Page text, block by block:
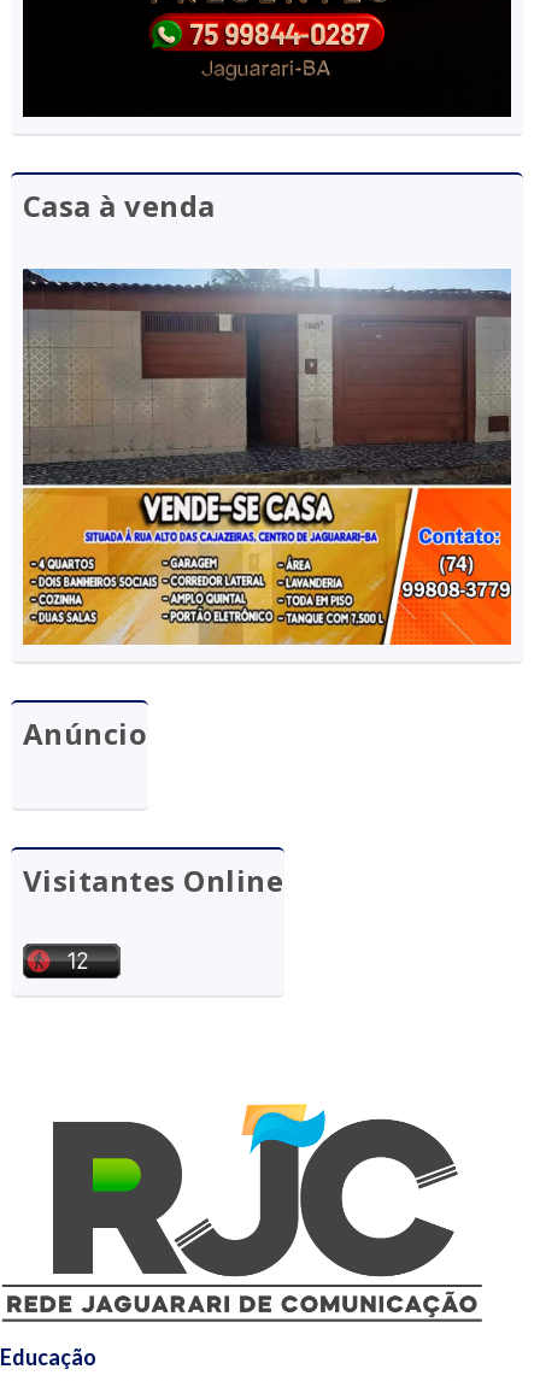
Casa à venda
Anúncio
Visitantes Online
Educação